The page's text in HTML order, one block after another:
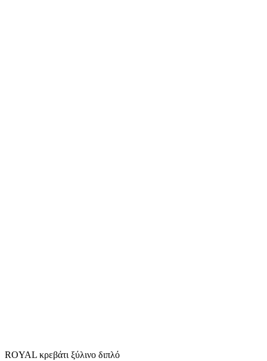
ROYAL κρεβάτι ξύλινο διπλό